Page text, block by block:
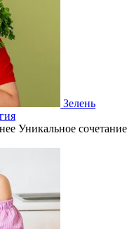
Зелень
Уникальное сочетание